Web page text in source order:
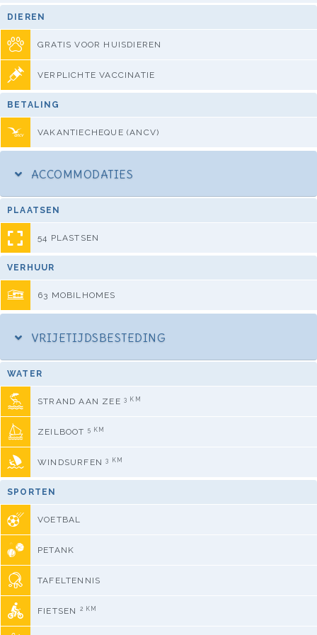
DIEREN
GRATIS VOOR HUISDIEREN
VERPLICHTE VACCINATIE
BETALING
VAKANTIECHEQUE (ANCV)
ACCOMMODATIES
PLAATSEN
54 PLASTSEN
VERHUUR
63 MOBILHOMES
VRIJETIJDSBESTEDING
WATER
STRAND AAN ZEE 3 KM
ZEILBOOT 5 KM
WINDSURFEN3 KM
SPORTEN
VOETBAL
PETANK
TAFELTENNIS
FIETSEN 2 KM